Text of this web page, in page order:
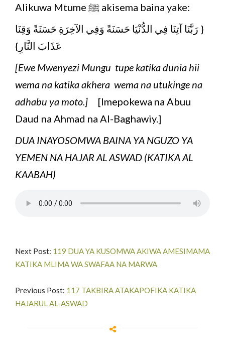
Alikuwa Mtume ﷺ akisema baina yake:
{ رَبَّنَا آتِنَا فِي الدُّنْيَا حَسَنَةً وَفِي الآخِرَةِ حَسَنَةً وَقِنَا
عَذَابَ النَّارِ}
[Ewe Mwenyezi Mungu tupe katika dunia hii
wema na katika akhera wema na utukinge na
adhabu ya moto.]
[Imepokewa na Abuu
Daud na Ahmad na Al-Baghawiy.]
DUA INAYOSOMWA BAINA YA NGUZO YA
YEMEN NA HAJAR AL ASWAD (KATIKA AL
KAABAH)
Next Post: 119 DUA YA KUSOMWA AKIWA AMESIMAMA
KATIKA MLIMA WA SWAFAA NA MARWA
Previous Post: 117 TAKBIRA ATAKAPOFIKA KATIKA
HAJARUL AL-ASWAD